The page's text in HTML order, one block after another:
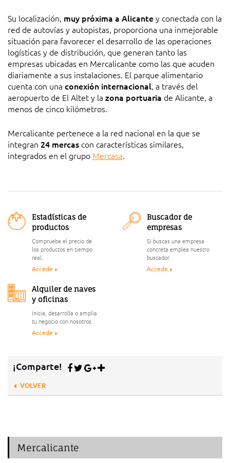
Su localización, muy próxima a Alicantey conectada con la
red de autovías y autopistas, proporciona una inmejorable
situación para favorecer el desarrollo de las operaciones
logísticas y de distribución, que generan tanto las
empresas ubicadas en Mercalicante como las que acuden
diariamente a sus instalaciones. El parque alimentario
cuenta con una conexión internacional, a través del
aeropuerto de El Altet y la zona portuaria de Alicante, a
menos de cinco kilómetros.
Mercalicante pertenece a la red nacional en la que se
integran 24 mercas con características similares,
integrados en el grupo Mercasa.
Estadísticas de
productos
Comprueba el precio de
los productos en tiempo
real.
Accede
Buscador de
empresas
Si buscas una empresa
concreta emplea nuestro
buscador.
Accede
Alquiler de naves
y oficinas
Inicia, desarrolla o amplia
tu negocio con nosotros.
Accede
¡Comparte!
VOLVER
Mercalicante